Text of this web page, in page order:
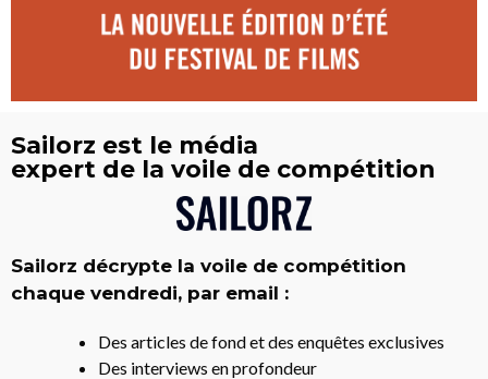
Sailorz est le média
expert de la voile de compétition
Sailorz décrypte la voile de compétition
chaque vendredi, par email :
Des articles de fond et des enquêtes exclusives
Des interviews en profondeur